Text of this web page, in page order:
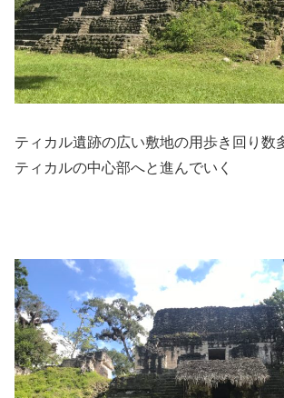
ティカル遺跡の広い敷地の用歩き回り数
ティカルの中心部へと進んでいく